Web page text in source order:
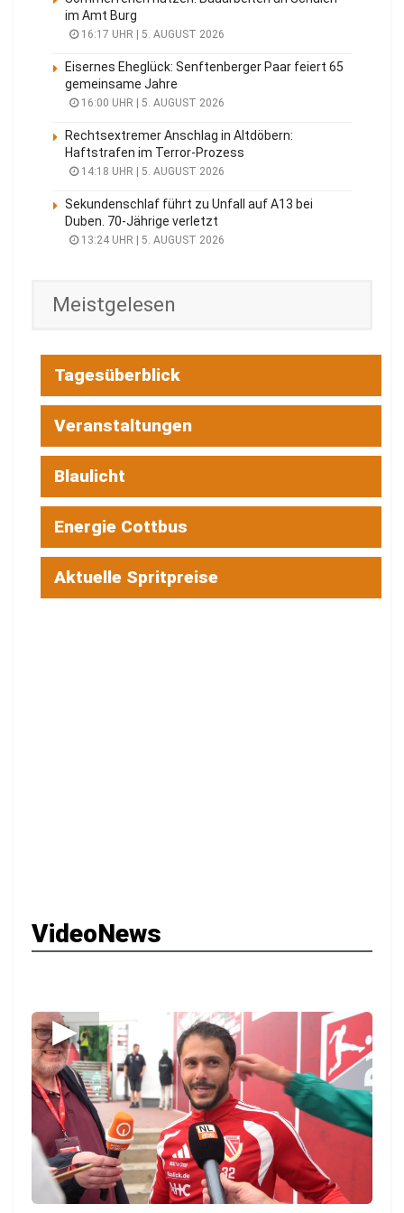
im Amt Burg
16:17 UHR | 5. AUGUST 2026
Eisernes Eheglück: Senftenberger Paar feiert 65
gemeinsame Jahre
16:00 UHR | 5. AUGUST 2026
Rechtsextremer Anschlag in Altdöbern:
Haftstrafen im Terror-Prozess
14:18 UHR | 5. AUGUST 2026
Sekundenschlaf führt zu Unfall auf A13 bei
Duben. 70-Jährige verletzt
13:24 UHR | 5. AUGUST 2026
Meistgelesen
Tagesüberblick
Veranstaltungen
Blaulicht
Energie Cottbus
Aktuelle Spritpreise
VideoNews
▶